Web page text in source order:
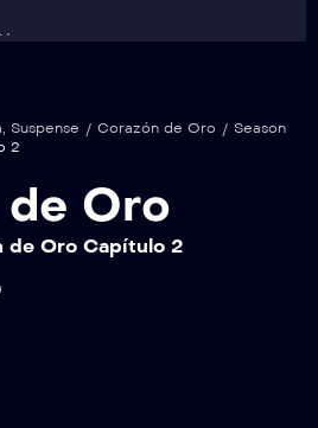
Oro Capítulo 7
, Suspense / Corazón de Oro / Season
2
Oro
de Oro Capítulo 2